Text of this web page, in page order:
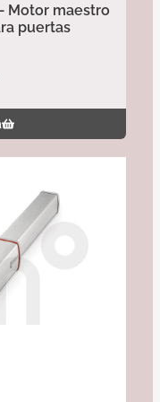
Motor maestro
puertas